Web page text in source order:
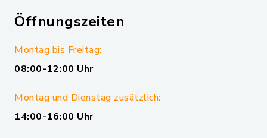
Öffnungszeiten
Montag bis Freitag:
08:00-12:00 Uhr
Montag und Dienstag zusätzlich:
14:00-16:00 Uhr